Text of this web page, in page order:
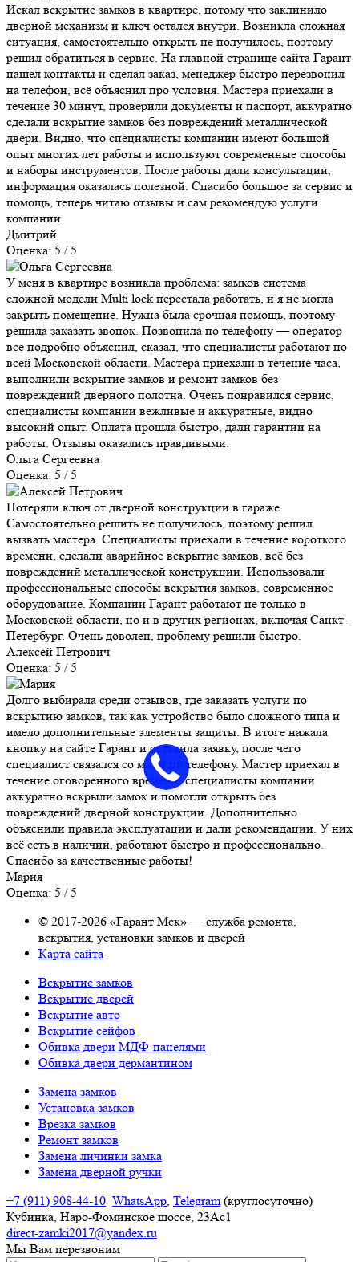
Искал вскрытие замков в квартире, потому что заклинило
дверной механизм и ключ остался внутри. Возникла сложная
ситуация, самостоятельно открыть не получилось, поэтому
решил обратиться в сервис. На главной странице сайта Гарант
нашёл контакты и сделал заказ, менеджер быстро перезвонил
на телефон, всё объяснил про условия. Мастера приехали в
течение 30 минут, проверили документы и паспорт, аккуратно
сделали вскрытие замков без повреждений металлической
двери. Видно, что специалисты компании имеют большой
опыт многих лет работы и используют современные способы
и наборы инструментов. После работы дали консультации,
информация оказалась полезной. Спасибо большое за сервис и
помощь, теперь читаю отзывы и сам рекомендую услуги
компании.
Дмитрий
Оценка: 5 / 5
У меня в квартире возникла проблема: замков система
сложной модели Multi lock перестала работать, и я не могла
закрыть помещение. Нужна была срочная помощь, поэтому
решила заказать звонок. Позвонила по телефону — оператор
всё подробно объяснил, сказал, что специалисты работают по
всей Московской области. Мастера приехали в течение часа,
выполнили вскрытие замков и ремонт замков без
повреждений дверного полотна. Очень понравился сервис,
специалисты компании вежливые и аккуратные, видно
высокий опыт. Оплата прошла быстро, дали гарантии на
работы. Отзывы оказались правдивыми.
Ольга Сергеевна
Оценка: 5 / 5
Потеряли ключ от дверной конструкции в гараже.
Самостоятельно решить не получилось, поэтому решил
вызвать мастера. Специалисты приехали в течение короткого
времени, сделали аварийное вскрытие замков, всё без
повреждений металлической конструкции. Использовали
профессиональные способы вскрытия замков, современное
оборудование. Компании Гарант работают не только в
Московской области, но и в других регионах, включая Санкт-
Петербург. Очень доволен, проблему решили быстро.
Алексей Петрович
Оценка: 5 / 5
Долго выбирала среди отзывов, где заказать услуги по
вскрытию замков, так как устройство было сложного типа и
имело дополнительные элементы защиты. В итоге нажала
кнопку на сайте Гарант и оставила заявку, после чего
специалист связался со мной по телефону. Мастер приехал в
течение оговоренного времени, специалисты компании
аккуратно вскрыли замок и помогли открыть без
повреждений дверной конструкции. Дополнительно
объяснили правила эксплуатации и дали рекомендации. У них
всё есть в наличии, работают быстро и профессионально.
Спасибо за качественные работы!
Мария
Оценка: 5 / 5
© 2017-2026 «Гарант Мск» — служба ремонта,
вскрытия, установки замков и дверей
Карта сайта
Вскрытие замков
Вскрытие дверей
Вскрытие авто
Вскрытие сейфов
Обивка двери МДФ-панелями
Обивка двери дермантином
Замена замков
Установка замков
Врезка замков
Ремонт замков
Замена личинки замка
Замена дверной ручки
+7 (911) 908-44-10 WhatsApp Telegram (круглосуточно)
Кубинка, Наро-Фоминское шоссе, 23Ас1
direct-zamki2017@yandex.ru
Мы Вам перезвоним